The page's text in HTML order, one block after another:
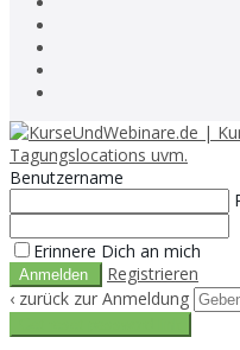
Benutzername
Erinnere Dich an mich
Registrieren
‹ zurück zur Anmeldung